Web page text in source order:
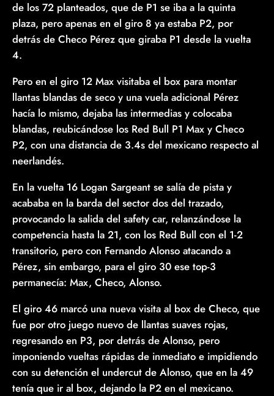
de los 72 planteados, que de P1 se iba a la quinta
plaza, pero apenas en el giro 8 ya estaba P2, por
detrás de Checo Pérez que giraba P1 desde la vuelta
4.
Pero en el giro 12 Max visitaba el box para montar
llantas blandas de seco y una vuela adicional Pérez
hacía lo mismo, dejaba las intermedias y colocaba
blandas, reubicándose los Red Bull P1 Max y Checo
P2, con una distancia de 3.4s del mexicano respecto al
neerlandés.
En la vuelta 16 Logan Sargeant se salía de pista y
acababa en la barda del sector dos del trazado,
provocando la salida del safety car, relanzándose la
competencia hasta la 21, con los Red Bull con el 1-2
transitorio, pero con Fernando Alonso atacando a
Pérez, sin embargo, para el giro 30 ese top-3
permanecía: Max, Checo, Alonso.
El giro 46 marcó una nueva visita al box de Checo, que
fue por otro juego nuevo de llantas suaves rojas,
regresando en P3, por detrás de Alonso, pero
imponiendo vueltas rápidas de inmediato e impidiendo
con su detención el undercut de Alonso, que en la 49
tenía que ir al box, dejando la P2 en el mexicano.